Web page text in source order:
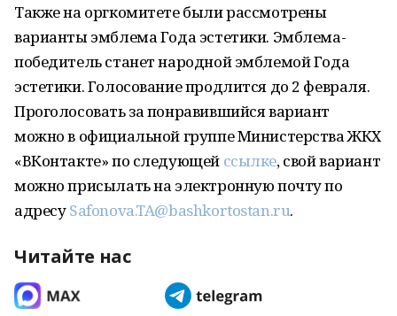
Также на оргкомитете были рассмотрены
варианты эмблема Года эстетики. Эмблема-
победитель станет народной эмблемой Года
эстетики. Голосование продлится до 2 февраля.
Проголосовать за понравившийся вариант
можно в официальной группе Министерства ЖКХ
«ВКонтакте» по следующей ссылке, свой вариант
можно присылать на электронную почту по
адресуSafonova.TA@bashkortostan.ru.
Читайте нас